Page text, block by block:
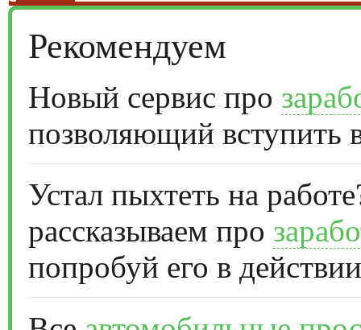
Рекомендуем
Новый сервис про
позволяющий вступить
Устал пыхтеть на
рассказываем про
попробуй его в